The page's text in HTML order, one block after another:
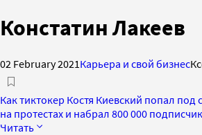
Констатин Лакеев
02 February 2021 Карьера и свой бизнес
Как тиктокер Костя Киевский попал под
на протестах и набрал 800 000
Читать